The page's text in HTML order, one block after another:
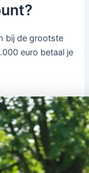
bij de grootste
euro betaal je